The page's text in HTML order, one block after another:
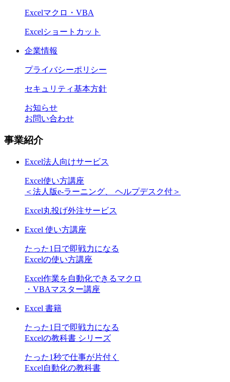
Excelマクロ・VBA
Excelショートカット
企業情報
プライバシーポリシー
セキュリティ基本方針
お知らせ
お問い合わせ
事業紹介
Excel法人向けサービス
Excel使い方講座
＜法人版e-ラーニング、 ヘルプデスク付＞
Excel丸投げ外注サービス
Excel 使い方講座
たった1日で即戦力になる
Excelの使い方講座
Excel作業を自動化できるマクロ
・VBAマスター講座
Excel 書籍
たった1日で即戦力になる
Excelの教科書 シリーズ
たった1秒で仕事が片付く
Excel自動化の教科書